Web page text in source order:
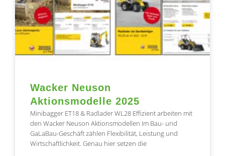
Wacker Neuson
Aktionsmodelle 2025
Minibagger ET18 & Radlader WL28 Effizient arbeiten mit
den Wacker Neuson Aktionsmodellen Im Bau- und
GaLaBau-Geschäft zählen Flexibilität, Leistung und
Wirtschaftlichkeit. Genau hier setzen die